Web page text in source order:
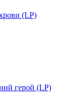
(LP)
герой (LP)